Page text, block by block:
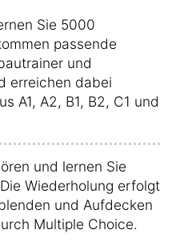
Sie 5000
passende
und
erreichen dabei
A1, A2, B1, B2, C1 und
und lernen Sie
Wiederholung erfolgt
und Aufdecken
Multiple Choice.